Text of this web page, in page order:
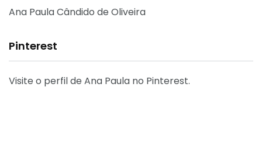
Ana Paula Cândido de Oliveira
Pinterest
Visite o perfil de Ana Paula no Pinterest.